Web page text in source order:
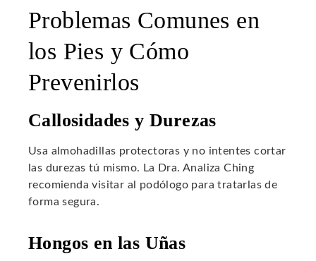
Problemas Comunes en
los Pies y Cómo
Prevenirlos
Callosidades y Durezas
Usa almohadillas protectoras y no intentes cortar
las durezas tú mismo. La Dra. Analiza Ching
recomienda visitar al podólogo para tratarlas de
forma segura.
Hongos en las Uñas